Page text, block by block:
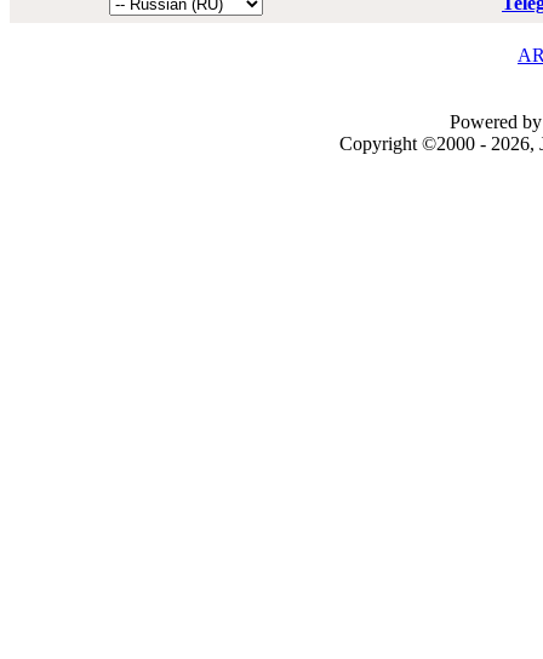
Powered
Copyright ©2000 - 2026,